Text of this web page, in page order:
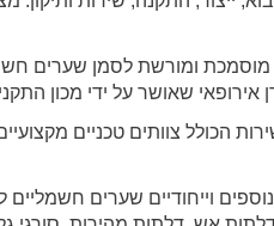
ומורשת לסמן שערים
אירופאי שאושר על ידי מכון
וייחודיים שערים חשמליים